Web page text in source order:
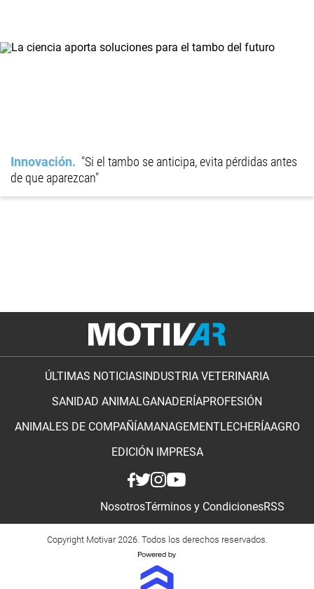
Innovación
"Si el tambo se anticipa, evita pérdidas antes
de que aparezcan"
ÚLTIMAS NOTICIAS INDUSTRIA VETERINARIA
SANIDAD ANIMALGANADERÍAPROFESIÓN
ANIMALES DE COMPAÑÍAMANAGEMENTLECHERÍAAGRO
EDICIÓN IMPRESA
NosotrosTérminos y CondicionesRSS
Copyright Motivar 2026. Todos los derechos reservados.